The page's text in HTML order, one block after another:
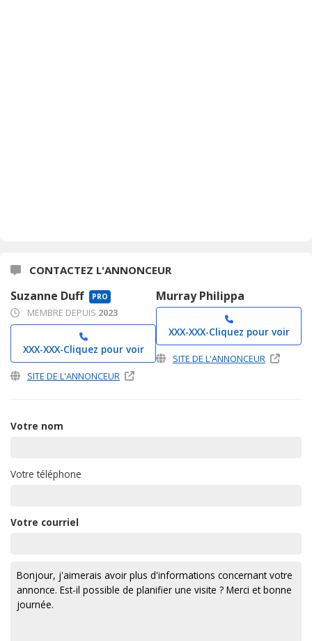
CONTACTEZ L'ANNONCEUR
Suzanne Duff PRO
MEMBRE DEPUIS 2023
XXX-XXX-Cliquez pour voir
SITE DE L'ANNONCEUR
Murray Philippa
XXX-XXX-Cliquez pour voir
SITE DE L'ANNONCEUR
Votre nom
Votre téléphone
Votre courriel